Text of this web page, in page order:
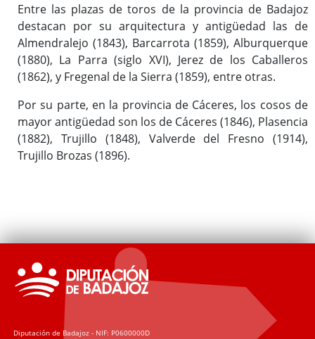
Entre las plazas de toros de la provincia de Badajoz
destacan por su arquitectura y antigüedad las de
Almendralejo (1843), Barcarrota (1859), Alburquerque
(1880), La Parra (siglo XVI), Jerez de los Caballeros
(1862), y Fregenal de la Sierra (1859), entre otras.
Por su parte, en la provincia de Cáceres, los cosos de
mayor antigüedad son los de Cáceres (1846), Plasencia
(1882), Trujillo (1848), Valverde del Fresno (1914),
Trujillo Brozas (1896).
Diputación de Badajoz - NIF: P0600000D